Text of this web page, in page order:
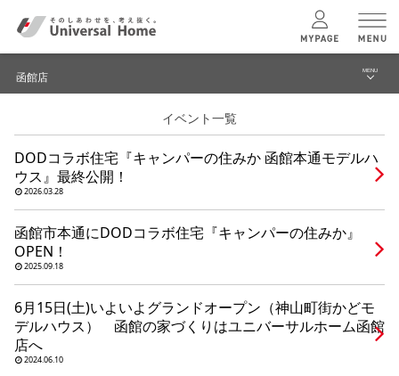
ユニバーサルホームの特長
コンセプトプラン
テクノロジー
函館店 MENU
建築実例・事例
函館店 TOPへ
イベント一覧
DODコラボ住宅『キャンパーの住みか 函館本通モデルハ
ウス』最終公開！
2026.03.28
函館市本通にDODコラボ住宅『キャンパーの住みか』
OPEN！
2025.09.18
6月15日(土)いよいよグランドオープン（神山町街かどモ
デルハウス） 函館の家づくりはユニバーサルホーム函館
店へ
2024.06.10